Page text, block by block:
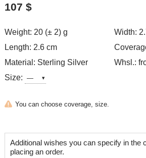
107 $
Weight: 20 (± 2) g Width:
Length: 2.6 cm
Material: Sterling Silver
Whsl.:
Size:
You can choose coverage, size.
Additional wishes you can specify in the
placing an order.